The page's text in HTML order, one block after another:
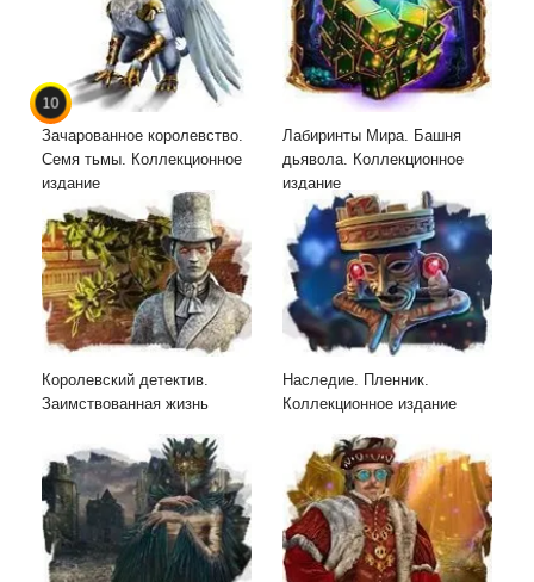
10
Зачарованное королевство.
Семя тьмы. Коллекционное
издание
Лабиринты Мира. Башня
дьявола. Коллекционное
издание
Королевский детектив.
Заимствованная жизнь
Наследие. Пленник.
Коллекционное издание